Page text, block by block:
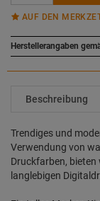
AUF DEN
Herstellerangaben
Beschreibung
Trendiges und
Verwendung von
Druckfarben,
langlebigen